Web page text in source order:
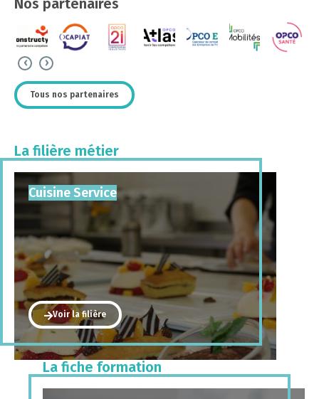
Nos partenaires
‹ ›
Tous nos partenaires
La filière métier
Cuisine Service
Voir la filière
La fiche formation